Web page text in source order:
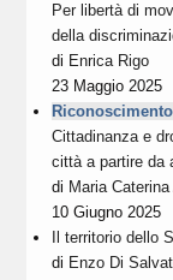
Per libertà di
della
di Enrica Rigo
23 Maggio 2025
Cittadinanza e
città a partire da
di Maria
10 Giugno 2025
Il territorio dello
di Enzo Di